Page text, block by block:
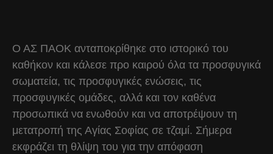
Ο ΑΣ ΠΑΟΚ ανταποκρίθηκε στο ιστορικό του
καθήκον και κάλεσε προ καιρού όλα τα προσφυγικά
σωματεία, τις προσφυγικές ενώσεις, τις
προσφυγικές ομάδες, αλλά και τον καθένα
προσωπικά να ενωθούν και να αποτρέψουν τη
μετατροπή της Αγίας Σοφίας σε τζαμί. Σήμερα
εκφράζει τη θλίψη του για την απόφαση